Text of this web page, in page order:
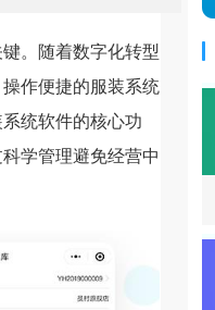
。随着数字化转型
作便捷的服装系统
统软件的核心功
学管理避免经营中